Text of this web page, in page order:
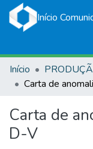
Início
Início
Carta de
D-V